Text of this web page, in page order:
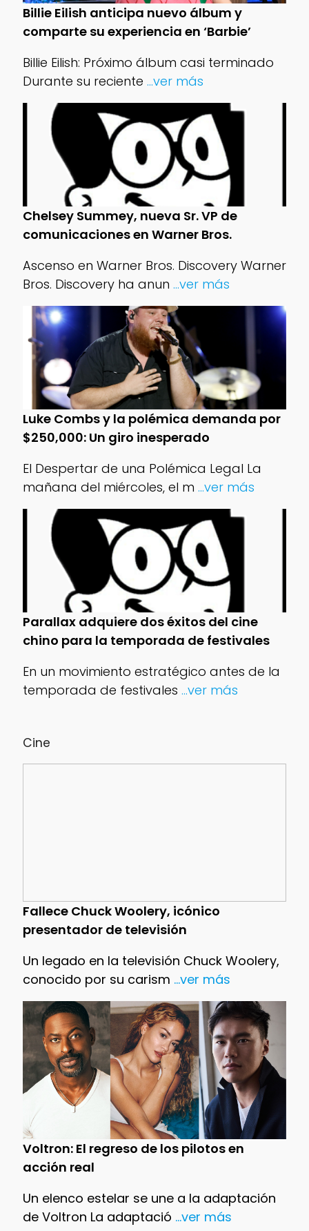
Cine
Fallece Chuck Woolery, icónico
presentador de televisión
Un legado en la televisión Chuck Woolery,
conocido por su carism ...ver más
Voltron: El regreso de los pilotos en
acción real
Un elenco estelar se une a la adaptación
de Voltron La adaptació ...ver más
Billie Eilish anticipa nuevo álbum y
comparte su experiencia en ‘Barbie’
Billie Eilish: Próximo álbum casi terminado
Durante su reciente ...ver más
Chelsey Summey, nueva Sr. VP de
comunicaciones en Warner Bros.
Ascenso en Warner Bros. Discovery Warner
Bros. Discovery ha anun ...ver más
Luke Combs y la polémica demanda por
$250,000: Un giro inesperado
El Despertar de una Polémica Legal La
mañana del miércoles, el m ...ver más
Parallax adquiere dos éxitos del cine
chino para la temporada de festivales
En un movimiento estratégico antes de la
temporada de festivales ...ver más